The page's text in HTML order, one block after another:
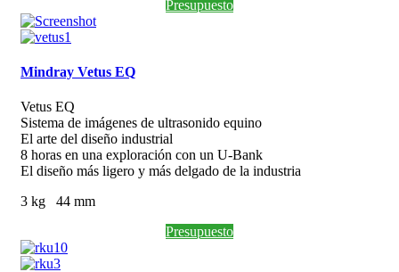
Presupuesto
Mindray Vetus EQ
Vetus EQ
Sistema de imágenes de ultrasonido equino
El arte del diseño industrial
8 horas en una exploración con un U-Bank
El diseño más ligero y más delgado de la industria
3 kg 44 mm
Presupuesto